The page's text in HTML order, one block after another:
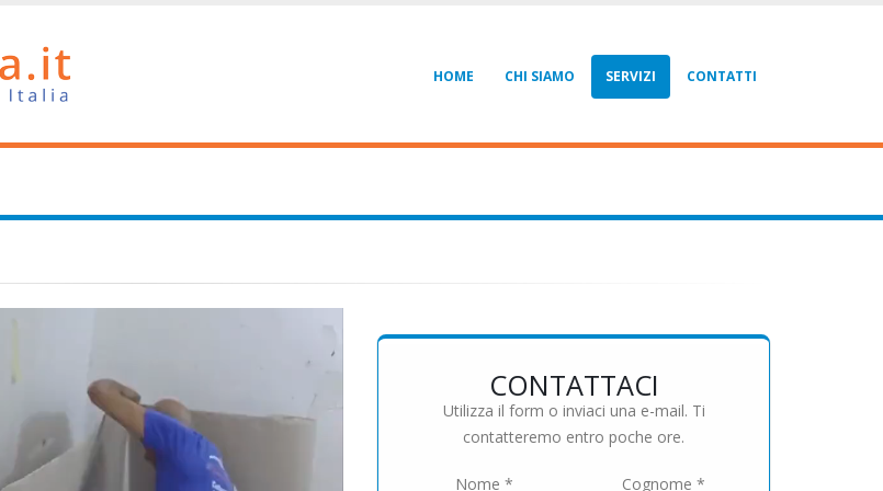
HOME CHI SIAMO SERVIZI CONTATTI
CONTATTACI
Utilizza il form o inviaci una e-mail. Ti
contatteremo entro poche ore.
Nome * Cognome *